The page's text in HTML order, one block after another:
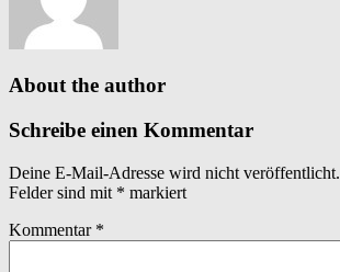
About the author
Schreibe einen Kommentar
Deine E-Mail-Adresse wird nicht veröffentlicht.
Felder sind mit * markiert
Kommentar *